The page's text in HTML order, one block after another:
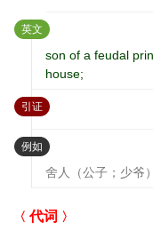
英文 ：
son of a feudal
house;
引证：
例如 ：
舍人（公子；少爷）
代词